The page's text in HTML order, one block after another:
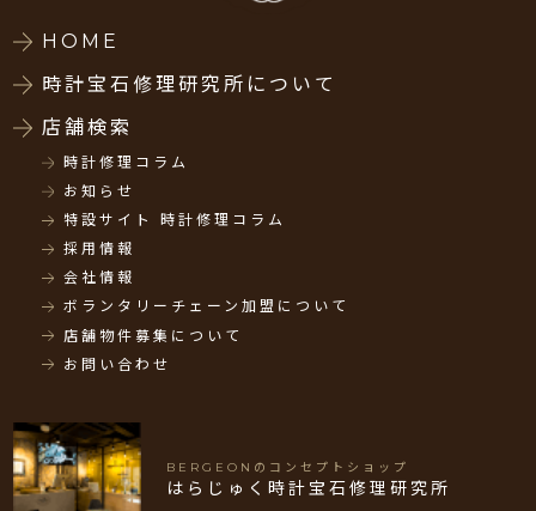
HOME
時計宝石修理研究所について
店舗検索
時計修理コラム
お知らせ
特設サイト 時計修理コラム
採用情報
会社情報
ボランタリーチェーン加盟について
店舗物件募集について
お問い合わせ
BERGEONのコンセプトショップ
はらじゅく時計宝石修理研究所